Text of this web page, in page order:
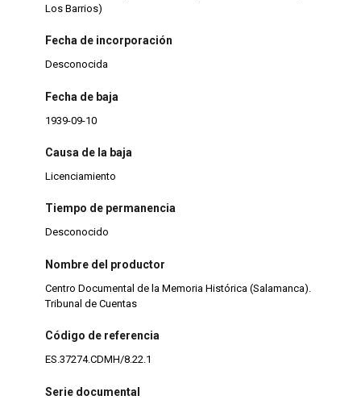
Los Barrios)
Fecha de incorporación
Desconocida
Fecha de baja
1939-09-10
Causa de la baja
Licenciamiento
Tiempo de permanencia
Desconocido
Nombre del productor
Centro Documental de la Memoria Histórica (Salamanca).
Tribunal de Cuentas
Código de referencia
ES.37274.CDMH/8.22.1
Serie documental